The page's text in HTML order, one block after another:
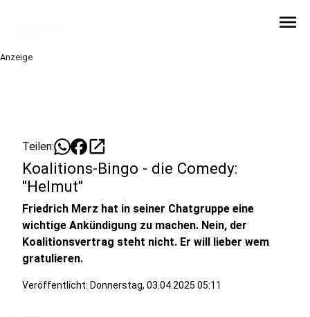
menu
Anzeige
Teilen: open_in_new
Koalitions-Bingo - die Comedy:
"Helmut"
Friedrich Merz hat in seiner Chatgruppe eine
wichtige Ankündigung zu machen. Nein, der
Koalitionsvertrag steht nicht. Er will lieber wem
gratulieren.
Veröffentlicht: Donnerstag, 03.04.2025 05:11